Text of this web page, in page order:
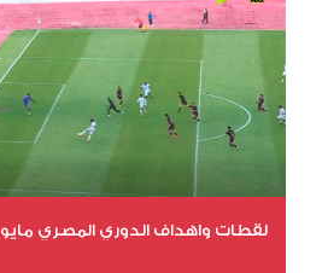
لقطات واهداف الدوري المصري مايو 2026